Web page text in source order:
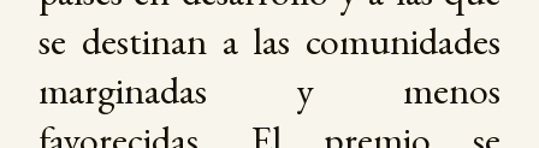
se destinan a las comunidades
marginadas y menos